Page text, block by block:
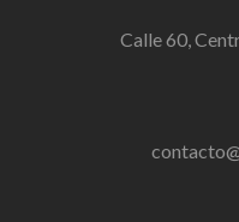
Calle 60,